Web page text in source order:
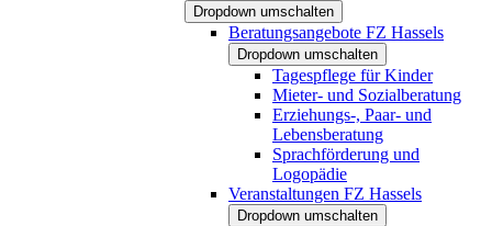
Dropdown umschalten
Beratungsangebote FZ Hassels
Dropdown umschalten
Tagespflege für Kinder
Mieter- und Sozialberatung
Erziehungs-, Paar- und
Lebensberatung
Sprachförderung und
Logopädie
Veranstaltungen FZ Hassels
Dropdown umschalten